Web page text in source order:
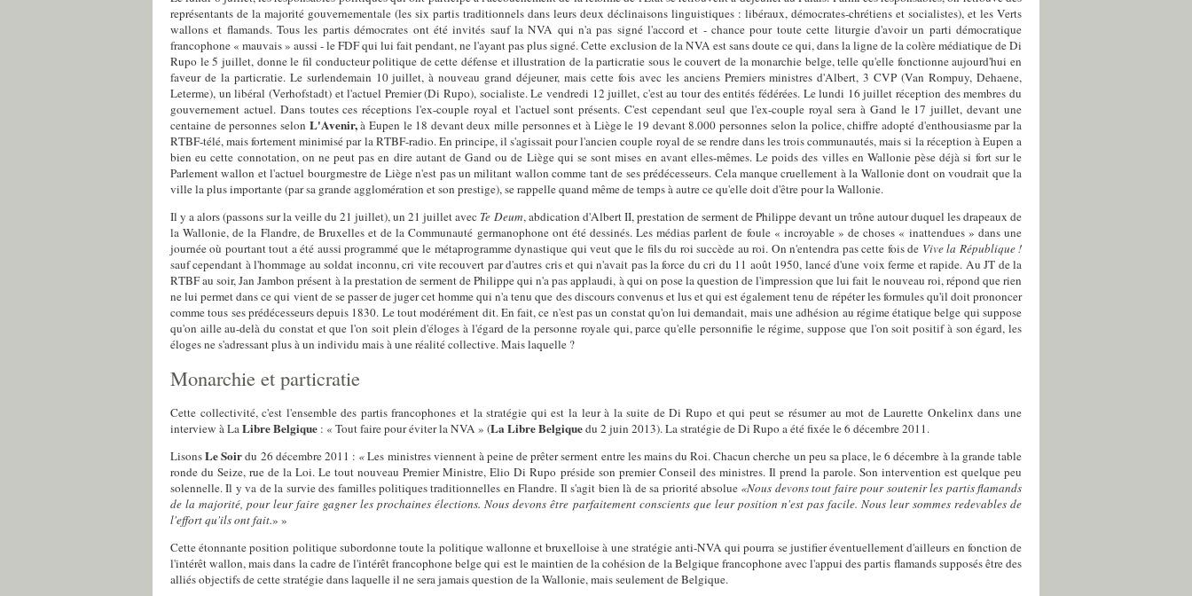
représentants de la majorité gouvernementale (les six partis traditionnels dans leurs deux déclinaisons linguistiques : libéraux, démocrates-chrétiens et socialistes), et les Verts
wallons et flamands. Tous les partis démocrates ont été invités sauf la NVA qui n'a pas signé l'accord et - chance pour toute cette liturgie d'avoir un parti démocratique
francophone « mauvais » aussi - le FDF qui lui fait pendant, ne l'ayant pas plus signé. Cette exclusion de la NVA est sans doute ce qui, dans la ligne de la colère médiatique de Di
Rupo le 5 juillet, donne le fil conducteur politique de cette défense et illustration de la particratie sous le couvert de la monarchie belge, telle qu'elle fonctionne aujourd'hui en
faveur de la particratie. Le surlendemain 10 juillet, à nouveau grand déjeuner, mais cette fois avec les anciens Premiers ministres d'Albert, 3 CVP (Van Rompuy, Dehaene,
Leterme), un libéral (Verhofstadt) et l'actuel Premier (Di Rupo), socialiste. Le vendredi 12 juillet, c'est au tour des entités fédérées. Le lundi 16 juillet réception des membres du
gouvernement actuel. Dans toutes ces réceptions l'ex-couple royal et l'actuel sont présents. C'est cependant seul que l'ex-couple royal sera à Gand le 17 juillet, devant une
centaine de personnes selon L'Avenir,à Eupen le 18 devant deux mille personnes et à Liège le 19 devant 8.000 personnes selon la police, chiffre adopté d'enthousiasme par la
RTBF-télé, mais fortement minimisé par la RTBF-radio. En principe, il s'agissait pour l'ancien couple royal de se rendre dans les trois communautés, mais si la réception à Eupen a
bien eu cette connotation, on ne peut pas en dire autant de Gand ou de Liège qui se sont mises en avant elles-mêmes. Le poids des villes en Wallonie pèse déjà si fort sur le
Parlement wallon et l'actuel bourgmestre de Liège n'est pas un militant wallon comme tant de ses prédécesseurs. Cela manque cruellement à la Wallonie dont on voudrait que la
ville la plus importante (par sa grande agglomération et son prestige), se rappelle quand même de temps à autre ce qu'elle doit d'être pour la Wallonie.
Il y a alors (passons sur la veille du 21 juillet), un 21 juillet avec Te Deum, abdication d'Albert II, prestation de serment de Philippe devant un trône autour duquel les drapeaux de
la Wallonie, de la Flandre, de Bruxelles et de la Communauté germanophone ont été dessinés. Les médias parlent de foule « incroyable » de choses « inattendues » dans une
journée où pourtant tout a été aussi programmé que le métaprogramme dynastique qui veut que le fils du roi succède au roi. On n'entendra pas cette fois de Vive la République !
sauf cependant à l'hommage au soldat inconnu, cri vite recouvert par d'autres cris et qui n'avait pas la force du cri du 11 août 1950, lancé d'une voix ferme et rapide. Au JT de la
RTBF au soir, Jan Jambon présent à la prestation de serment de Philippe qui n'a pas applaudi, à qui on pose la question de l'impression que lui fait le nouveau roi, répond que rien
ne lui permet dans ce qui vient de se passer de juger cet homme qui n'a tenu que des discours convenus et lus et qui est également tenu de répéter les formules qu'il doit prononcer
comme tous ses prédécesseurs depuis 1830. Le tout modérément dit. En fait, ce n'est pas un constat qu'on lui demandait, mais une adhésion au régime étatique belge qui suppose
qu'on aille au-delà du constat et que l'on soit plein d'éloges à l'égard de la personne royale qui, parce qu'elle personnifie le régime, suppose que l'on soit positif à son égard, les
éloges ne s'adressant plus à un individu mais à une réalité collective. Mais laquelle ?
Monarchie et particratie
Cette collectivité, c'est l'ensemble des partis francophones et la stratégie qui est la leur à la suite de Di Rupo et qui peut se résumer au mot de Laurette Onkelinx dans une
interview à LaLibre Belgique : « Tout faire pour éviter la NVA » (La Libre Belgiquedu 2 juin 2013). La stratégie de Di Rupo a été fixée le 6 décembre 2011.
LisonsLe Soirdu 26 décembre 2011 : «Les ministres viennent à peine de prêter serment entre les mains du Roi. Chacun cherche un peu sa place, le 6 décembre à la grande table
ronde du Seize, rue de la Loi. Le tout nouveau Premier Ministre, Elio Di Rupo préside son premier Conseil des ministres. Il prend la parole. Son intervention est quelque peu
solennelle. Il y va de la survie des familles politiques traditionnelles en Flandre. Il s'agit bien là de sa priorité absolue«Nous devons tout faire pour soutenir les partis flamands
de la majorité, pour leur faire gagner les prochaines élections. Nous devons être parfaitement conscients que leur position n'est pas facile. Nous leur sommes redevables de
l'effort qu'ils ont fait.» »
Cette étonnante position politique subordonne toute la politique wallonne et bruxelloise à une stratégie anti-NVA qui pourra se justifier éventuellement d'ailleurs en fonction de
l'intérêt wallon, mais dans la cadre de l'intérêt francophone belge qui est le maintien de la cohésion de la Belgique francophone avec l'appui des partis flamands supposés être des
alliés objectifs de cette stratégie dans laquelle il ne sera jamais question de la Wallonie, mais seulement de Belgique.